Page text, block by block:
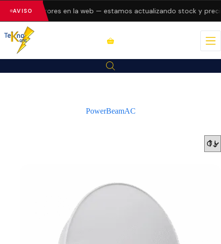
AVISO errores en la web — estamos actualizando stock y
PowerBeamAC